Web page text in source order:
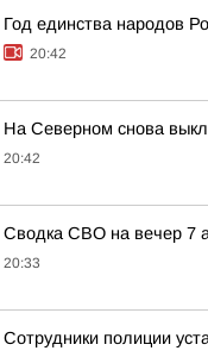
Год единства народов
20:42
На Северном снова
20:42
Сводка СВО на вечер 7
20:33
Сотрудники полиции